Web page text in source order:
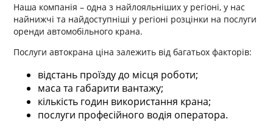
Наша компанія – одна з найлояльніших у регіоні, у нас
найнижчі та найдоступніші у регіоні розцінки на послуги
оренди автомобільного крана.
Послуги автокрана ціна залежить від багатьох факторів:
відстань проїзду до місця роботи;
маса та габарити вантажу;
кількість годин використання крана;
послуги професійного водія оператора.